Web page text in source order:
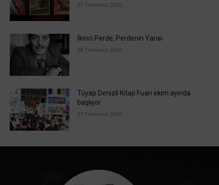
31 Temmuz 2026
İkinci Perde, Perdenin Yarısı
28 Temmuz 2026
Tüyap Denizli Kitap Fuarı ekim ayında
başlıyor
27 Temmuz 2026